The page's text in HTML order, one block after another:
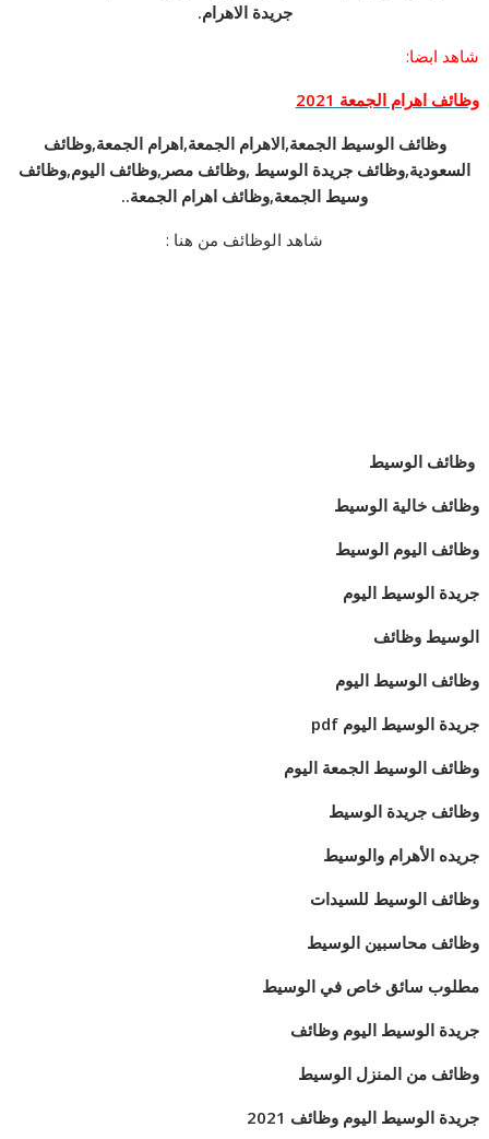
جريدة الاهرام.
شاهد ابضا:
وظائف اهرام الجمعة 2021
وظائف الوسيط الجمعة,الاهرام الجمعة,اهرام الجمعة,وظائف
السعودية,وظائف جريدة الوسيط ,وظائف مصر,وظائف اليوم,وظائف
وسيط الجمعة,وظائف اهرام الجمعة..
شاهد الوظائف من هنا :
وظائف الوسيط
وظائف خالية الوسيط
وظائف اليوم الوسيط
جريدة الوسيط اليوم
الوسيط وظائف
وظائف الوسيط اليوم
جريدة الوسيط اليوم pdf
وظائف الوسيط الجمعة اليوم
وظائف جريدة الوسيط
جريده الأهرام والوسيط
وظائف الوسيط للسيدات
وظائف محاسبين الوسيط
مطلوب سائق خاص في الوسيط
جريدة الوسيط اليوم وظائف
وظائف من المنزل الوسيط
جريدة الوسيط اليوم وظائف 2021